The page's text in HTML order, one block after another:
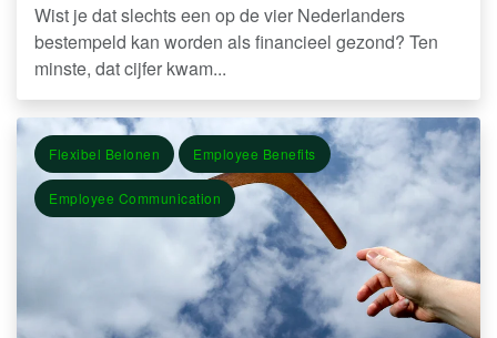
Wist je dat slechts een op de vier Nederlanders
bestempeld kan worden als financieel gezond? Ten
minste, dat cijfer kwam...
Flexibel Belonen Employee Benefits
Employee Communication